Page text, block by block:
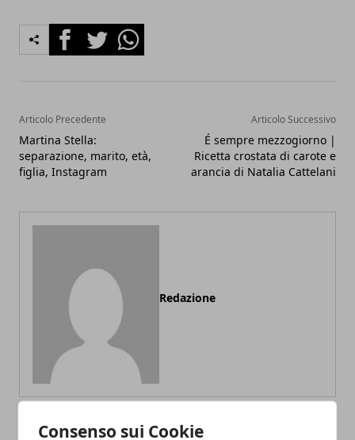
Consenso sui Cookie
FacebookTwitterWhatsapp
Articolo Precedente
Martina Stella:
separazione, marito, età,
figlia, Instagram
Articolo Successivo
É sempre mezzogiorno |
Ricetta crostata di carote e
arancia di Natalia Cattelani
Redazione